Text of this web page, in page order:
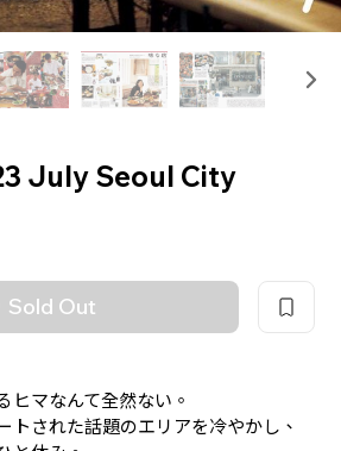
July Seoul City
Sold Out
ヒマなんて全然ない。
トされた話題のエリアを冷やかし、